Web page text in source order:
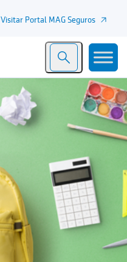
Visitar Portal MAG Seguros